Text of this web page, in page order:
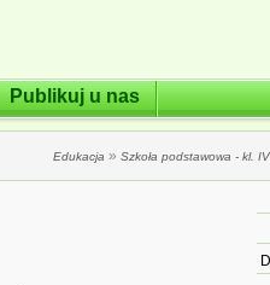
Publikuj u nas
Edukacja » Szkoła podstawowa - kl.